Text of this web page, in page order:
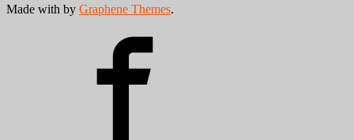
Made with by Graphene Themes.